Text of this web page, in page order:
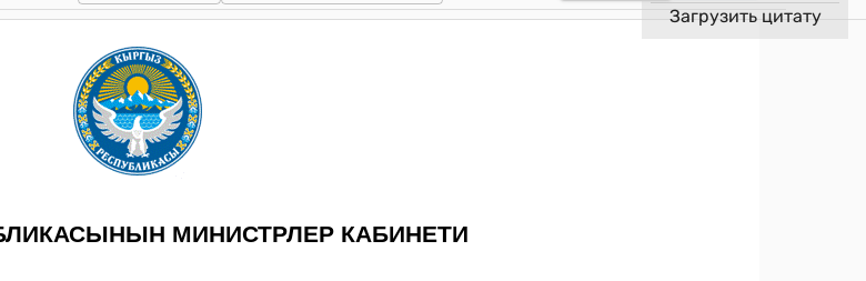
Загрузить цитату